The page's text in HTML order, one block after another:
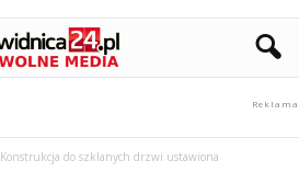
Konstrukcja do szklanych drzwi ustawiona